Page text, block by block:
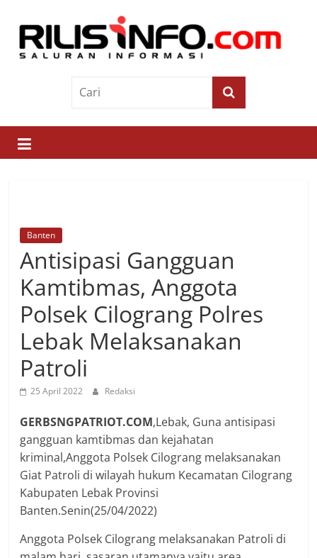
contentRilis
Saluran
Informasi
Banten
Antisipasi Gangguan
Kamtibmas, Anggota
Polsek Cilograng Polres
Lebak Melaksanakan
Patroli
25 April 2022 Redaksi
GERBSNGPATRIOT.COM,Lebak, Guna antisipasi
gangguan kamtibmas dan kejahatan
kriminal,Anggota Polsek Cilograng melaksanakan
Giat Patroli di wilayah hukum Kecamatan Cilograng
Kabupaten Lebak Provinsi
Banten.Senin(25/04/2022)
Anggota Polsek Cilograng melaksanakan Patroli di